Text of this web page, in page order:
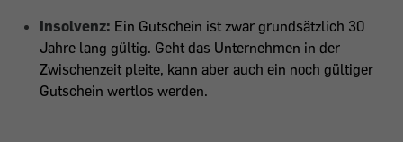
Insolvenz: Ein Gutschein ist zwar grundsätzlich 30
Jahre lang gültig. Geht das Unternehmen in der
Zwischenzeit pleite, kann aber auch ein noch gültiger
Gutschein wertlos werden.